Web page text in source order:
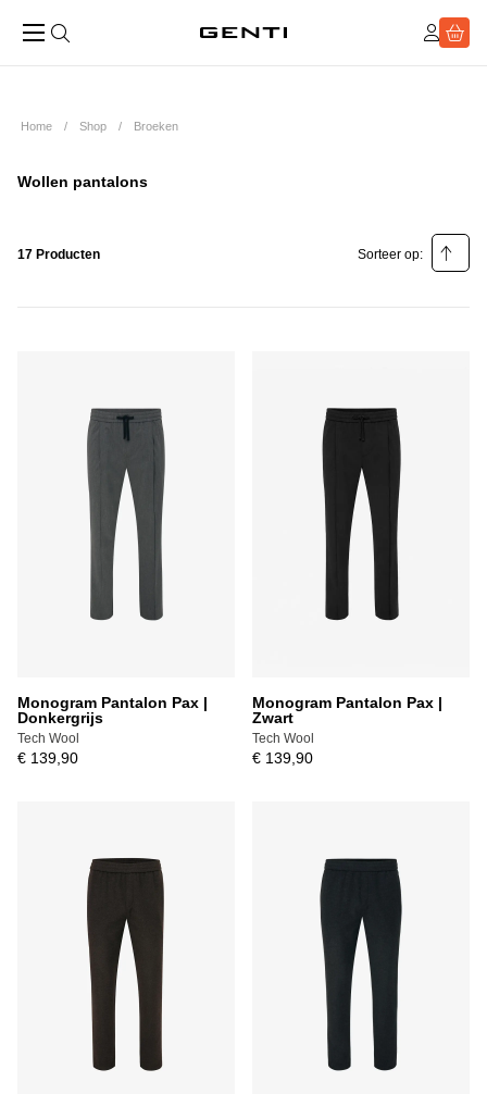
Home Shop Broeken
Wollen pantalons
17 Producten Sorteer op:
Populariteit hoog - laag
Monogram Pantalon Pax |
Donkergrijs
Tech Wool
€ 139,90
Monogram Pantalon Pax |
Zwart
Tech Wool
€ 139,90